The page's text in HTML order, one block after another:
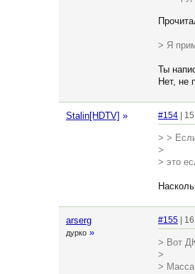
> Я
Ты
Нет, не
Stalin[HDTV] » #154 |
> >
>
> это
arserg
дурко »
#155 |
> Вот
>
> Масса